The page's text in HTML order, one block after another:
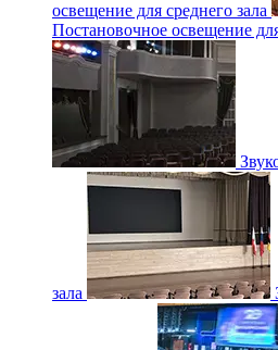
освещение для среднего зала
Постановочное освещение
зала